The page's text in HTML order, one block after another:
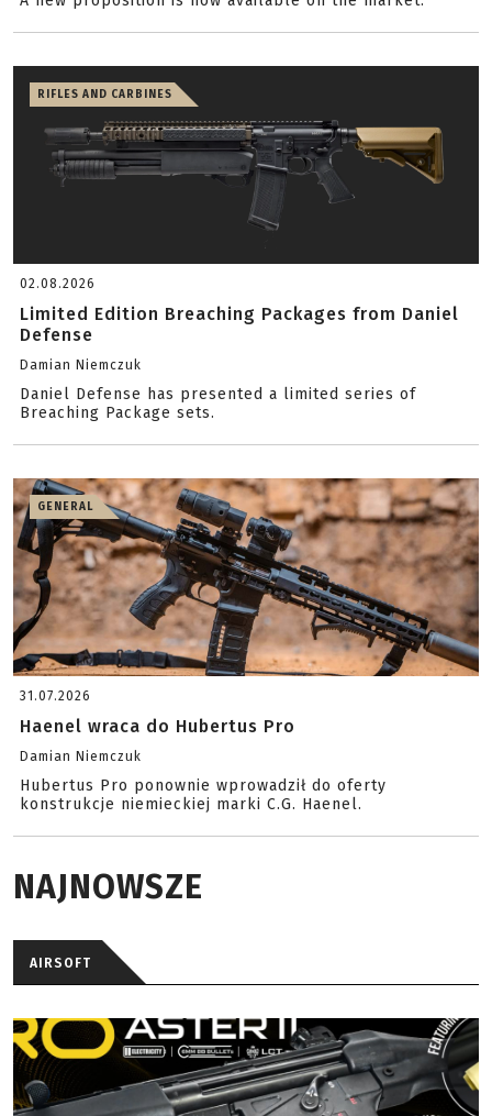
RIFLES AND CARBINES
02.08.2026
Limited Edition Breaching Packages from Daniel
Defense
Damian Niemczuk
Daniel Defense has presented a limited series of
Breaching Package sets.
GENERAL
31.07.2026
Haenel wraca do Hubertus Pro
Damian Niemczuk
Hubertus Pro ponownie wprowadził do oferty
konstrukcje niemieckiej marki C.G. Haenel.
NAJNOWSZE
AIRSOFT